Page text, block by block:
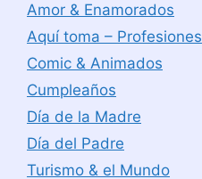
Amor & Enamorados
Aquí toma – Profesiones
Comic & Animados
Cumpleaños
Día de la Madre
Día del Padre
Turismo & el Mundo